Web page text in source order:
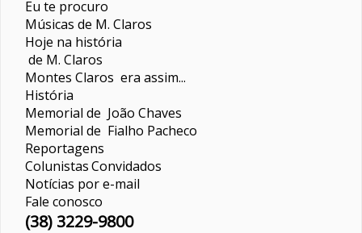
Eu te procuro
Músicas de M. Claros
Hoje na história
de M. Claros
Montes Claros era assim...
História
Memorial de João Chaves
Memorial de Fialho Pacheco
Reportagens
ColunistasConvidados
Notícias por e-mail
Fale conosco
(38) 3229-9800